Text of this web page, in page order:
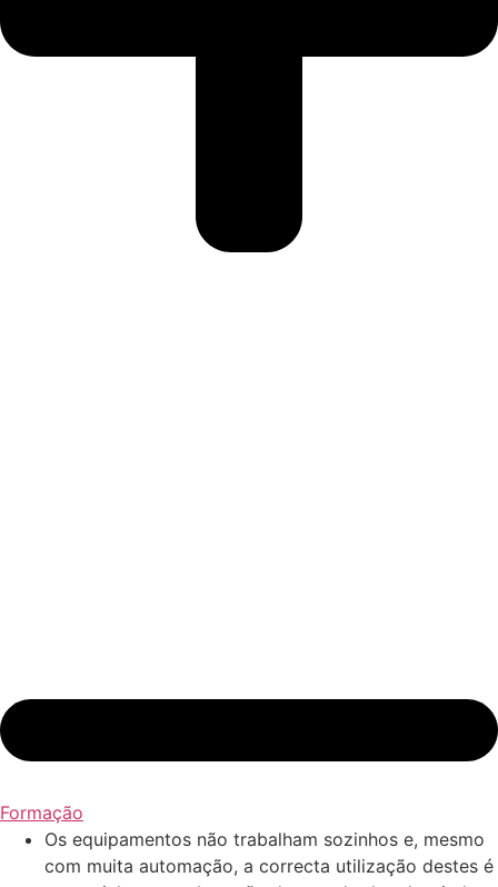
Formação
Os equipamentos não trabalham sozinhos e, mesmo
com muita automação, a correcta utilização destes é